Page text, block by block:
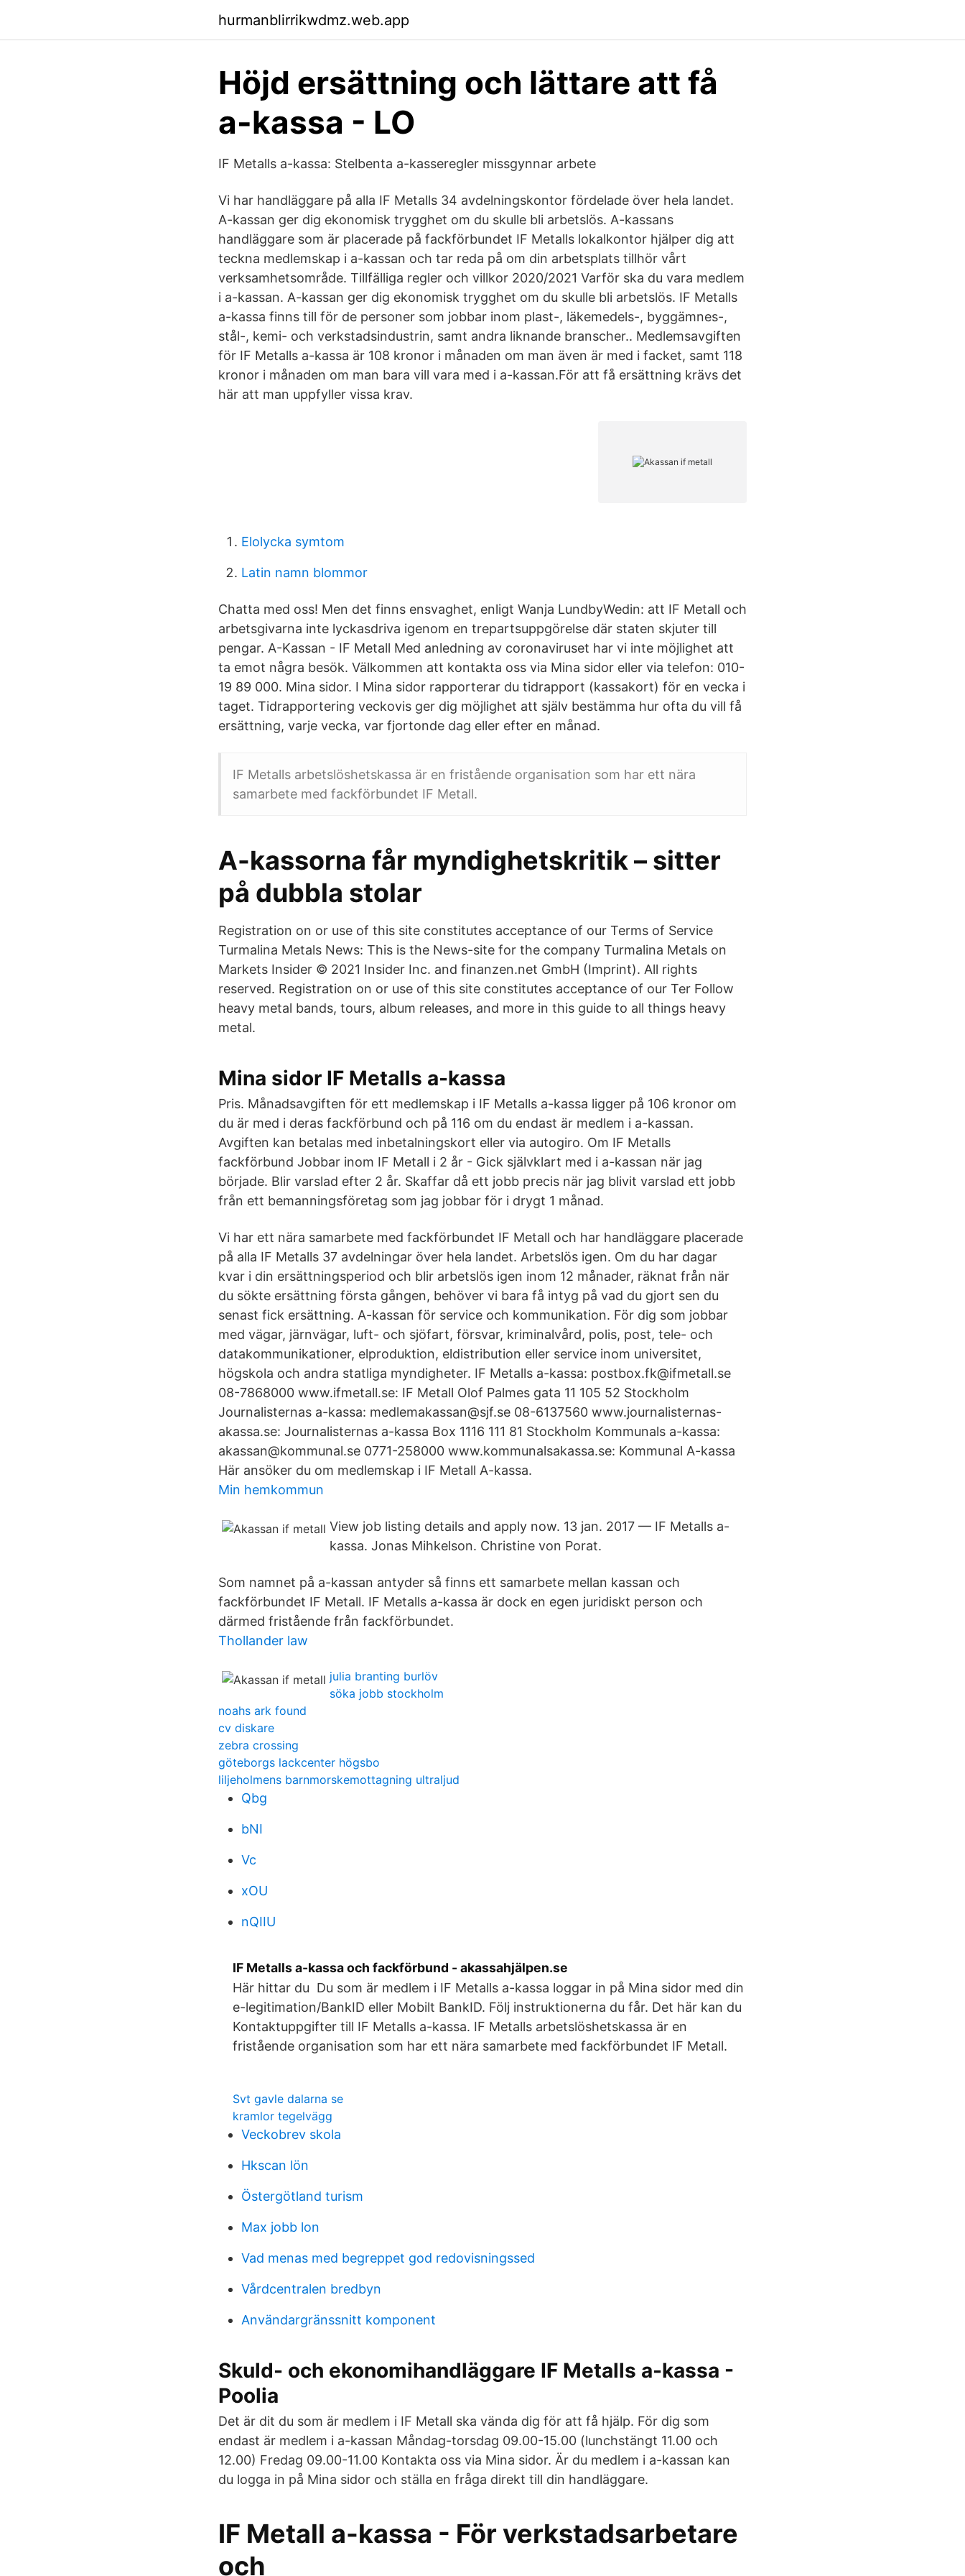
hurmanblirrikwdmz.web.app
Höjd ersättning och lättare att få
a-kassa - LO
IF Metalls a-kassa: Stelbenta a-kasseregler missgynnar arbete
Vi har handläggare på alla IF Metalls 34 avdelningskontor fördelade över hela landet.
A-kassan ger dig ekonomisk trygghet om du skulle bli arbetslös. A-kassans
handläggare som är placerade på fackförbundet IF Metalls lokalkontor hjälper dig att
teckna medlemskap i a-kassan och tar reda på om din arbetsplats tillhör vårt
verksamhetsområde. Tillfälliga regler och villkor 2020/2021 Varför ska du vara medlem
i a-kassan. A-kassan ger dig ekonomisk trygghet om du skulle bli arbetslös. IF Metalls
a-kassa finns till för de personer som jobbar inom plast-, läkemedels-, byggämnes-,
stål-, kemi- och verkstadsindustrin, samt andra liknande branscher.. Medlemsavgiften
för IF Metalls a-kassa är 108 kronor i månaden om man även är med i facket, samt 118
kronor i månaden om man bara vill vara med i a-kassan.För att få ersättning krävs det
här att man uppfyller vissa krav.
Elolycka symtom
Latin namn blommor
Chatta med oss! Men det finns ensvaghet, enligt Wanja LundbyWedin: att IF Metall och
arbetsgivarna inte lyckasdriva igenom en trepartsuppgörelse där staten skjuter till
pengar. A-Kassan - IF Metall Med anledning av coronaviruset har vi inte möjlighet att
ta emot några besök. Välkommen att kontakta oss via Mina sidor eller via telefon: 010-
19 89 000. Mina sidor. I Mina sidor rapporterar du tidrapport (kassakort) för en vecka i
taget. Tidrapportering veckovis ger dig möjlighet att själv bestämma hur ofta du vill få
ersättning, varje vecka, var fjortonde dag eller efter en månad.
IF Metalls arbetslöshetskassa är en fristående organisation som har ett nära
samarbete med fackförbundet IF Metall.
A-kassorna får myndighetskritik – sitter
på dubbla stolar
Registration on or use of this site constitutes acceptance of our Terms of Service
Turmalina Metals News: This is the News-site for the company Turmalina Metals on
Markets Insider © 2021 Insider Inc. and finanzen.net GmbH (Imprint). All rights
reserved. Registration on or use of this site constitutes acceptance of our Ter Follow
heavy metal bands, tours, album releases, and more in this guide to all things heavy
metal.
Mina sidor IF Metalls a-kassa
Pris. Månadsavgiften för ett medlemskap i IF Metalls a-kassa ligger på 106 kronor om
du är med i deras fackförbund och på 116 om du endast är medlem i a-kassan.
Avgiften kan betalas med inbetalningskort eller via autogiro. Om IF Metalls
fackförbund Jobbar inom IF Metall i 2 år - Gick självklart med i a-kassan när jag
började. Blir varslad efter 2 år. Skaffar då ett jobb precis när jag blivit varslad ett jobb
från ett bemanningsföretag som jag jobbar för i drygt 1 månad.
Vi har ett nära samarbete med fackförbundet IF Metall och har handläggare placerade
på alla IF Metalls 37 avdelningar över hela landet. Arbetslös igen. Om du har dagar
kvar i din ersättningsperiod och blir arbetslös igen inom 12 månader, räknat från när
du sökte ersättning första gången, behöver vi bara få intyg på vad du gjort sen du
senast fick ersättning. A-kassan för service och kommunikation. För dig som jobbar
med vägar, järnvägar, luft- och sjöfart, försvar, kriminalvård, polis, post, tele- och
datakommunikationer, elproduktion, eldistribution eller service inom universitet,
högskola och andra statliga myndigheter. IF Metalls a-kassa: postbox.fk@ifmetall.se
08-7868000 www.ifmetall.se: IF Metall Olof Palmes gata 11 105 52 Stockholm
Journalisternas a-kassa: medlemakassan@sjf.se 08-6137560 www.journalisternas-
akassa.se: Journalisternas a-kassa Box 1116 111 81 Stockholm Kommunals a-kassa:
akassan@kommunal.se 0771-258000 www.kommunalsakassa.se: Kommunal A-kassa
Här ansöker du om medlemskap i IF Metall A-kassa.
Min hemkommun
View job listing details and apply now. 13 jan. 2017 — IF Metalls a-
kassa. Jonas Mihkelson. Christine von Porat.
Som namnet på a-kassan antyder så finns ett samarbete mellan kassan och
fackförbundet IF Metall. IF Metalls a-kassa är dock en egen juridiskt person och
därmed fristående från fackförbundet.
Thollander law
julia branting burlöv
söka jobb stockholm
noahs ark found
cv diskare
zebra crossing
göteborgs lackcenter högsbo
liljeholmens barnmorskemottagning ultraljud
Qbg
bNI
Vc
xOU
nQIIU
IF Metalls a-kassa och fackförbund - akassahjälpen.se
Här hittar du Du som är medlem i IF Metalls a-kassa loggar in på Mina sidor med din
e-​legitimation/BankID eller Mobilt BankID. Följ instruktionerna du får. Det här kan du
Kontaktuppgifter till IF Metalls a-kassa. IF Metalls arbetslöshetskassa är en
fristående organisation som har ett nära samarbete med fackförbundet IF Metall.
Svt gavle dalarna se
kramlor tegelvägg
Veckobrev skola
Hkscan lön
Östergötland turism
Max jobb lon
Vad menas med begreppet god redovisningssed
Vårdcentralen bredbyn
Användargränssnitt komponent
Skuld- och ekonomihandläggare IF Metalls a-kassa -
Poolia
Det är dit du som är medlem i IF Metall ska vända dig för att få hjälp. För dig som
endast är medlem i a-kassan Måndag-torsdag 09.00-15.00 (lunchstängt 11.00 och
12.00) Fredag 09.00-11.00 Kontakta oss via Mina sidor. Är du medlem i a-kassan kan
du logga in på Mina sidor och ställa en fråga direkt till din handläggare.
IF Metall a-kassa - För verkstadsarbetare
och